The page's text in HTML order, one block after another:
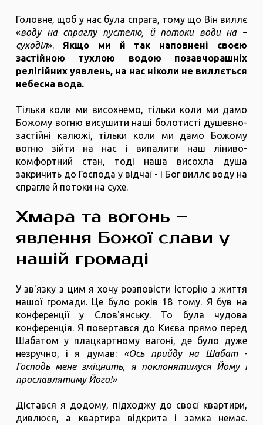
Головне, щоб у нас була спрага, тому що Він виллє
«воду на спраглу пустелю, й потоки води на –
суходіл». Якщо ми й так наповнені своєю
застійною тухлою водою позавчорашніх
релігійних уявлень, на нас ніколи не виллється
небесна вода.
Тільки коли ми висохнемо, тільки коли ми дамо
Божому вогню висушити наші болотисті душевно-
застійні калюжі, тільки коли ми дамо Божому
вогню зійти на нас і випалити наш ліниво-
комфортний стан, тоді наша висохла душа
закричить до Господа у відчаї - і Бог виллє воду на
спрагле й потоки на сухе.
Хмара та вогонь –
явлення Божої слави у
нашій громаді
У зв'язку з цим я хочу розповісти історію з життя
нашої громади. Це було років 18 тому. Я був на
конференції у Слов'янську. То була чудова
конференція. Я повертався до Києва прямо перед
Шабатом у плацкартному вагоні, де було дуже
незручно, і я думав: «Ось прийду на Шабат -
Господь мене зміцнить, я поклонятимуся Йому і
прославлятиму Його!»
Дістався я додому, підходжу до своєї квартири,
дивлюся, а квартира відкрита і замка немає.